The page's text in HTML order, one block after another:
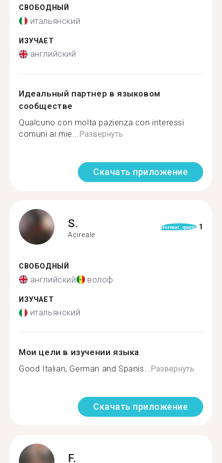
СВОБОДНЫЙ
итальянский
ИЗУЧАЕТ
английский
Идеальный партнер в языковом
сообществе
Qualcuno con molta pazienza con interessi
comuni ai mie...Развернуть
Скачать приложение
S.
Acireale
format_quote 1
СВОБОДНЫЙ
английский волоф
ИЗУЧАЕТ
итальянский
Мои цели в изучении языка
Good Italian, German and Spanis...Развернуть
Скачать приложение
F.